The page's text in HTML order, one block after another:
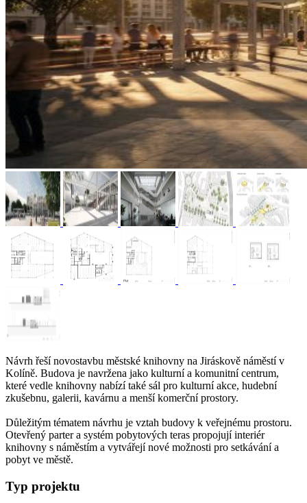
Návrh řeší novostavbu městské knihovny na Jiráskově náměstí v
Kolíně. Budova je navržena jako kulturní a komunitní centrum,
které vedle knihovny nabízí také sál pro kulturní akce, hudební
zkušebnu, galerii, kavárnu a menší komerční prostory.
Důležitým tématem návrhu je vztah budovy k veřejnému prostoru.
Otevřený parter a systém pobytových teras propojují interiér
knihovny s náměstím a vytvářejí nové možnosti pro setkávání a
pobyt ve městě.
Typ projektu